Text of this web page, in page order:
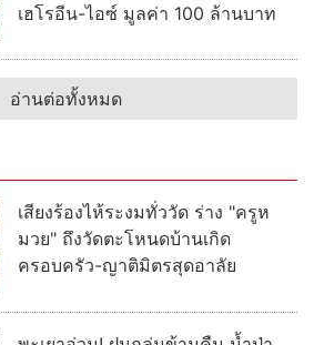
เฮโรอีน-ไอซ์ มูลค่า 100 ล้านบาท
อ่านต่อทั้งหมด
เสียงร้องไห้ระงมทั่ววัด ร่าง "ครูห
มวย" ถึงวัดตะโหนดบ้านเกิด
ครอบครัว-ญาติมิตรสุดอาลัย